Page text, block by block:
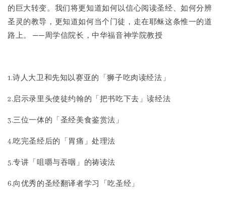
的巨大转变。我们将更知道如何以信心阅读圣经、如何分辨
圣灵的教导，更知道如何当个门徒，走在耶稣这条惟一的道
路上。 ──周学信院长，中华福音神学院教授
1.诗人大卫和先知以赛亚的「狮子吃肉读经法」
2.启示录里头使徒约翰的「把书吃下去」读经法
3.三位一体的「圣经美食鉴赏法」
4.吃完圣经后的「胃痛」处理法
5.专讲「咀嚼与吞咽」的祷读法
6.向优秀的圣经翻译者学习「吃圣经」